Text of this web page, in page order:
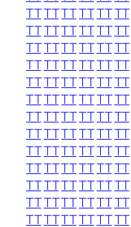
TTTTTTTTTTTT
TTTTTTTTTTTT
TTTTTTTTTTTT
TTTTTTTTTTTT
TTTTTTTTTTTT
TTTTTTTTTTTT
TTTTTTTTTTTT
TTTTTTTTTTTT
TTTTTTTTTTTT
TTTTTTTTTTTT
TTTTTTTTTTTT
TTTTTTTTTTTT
TTTTTTTTTTTT